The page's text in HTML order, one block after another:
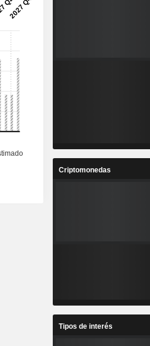
Criptomonedas
Tipos de interés